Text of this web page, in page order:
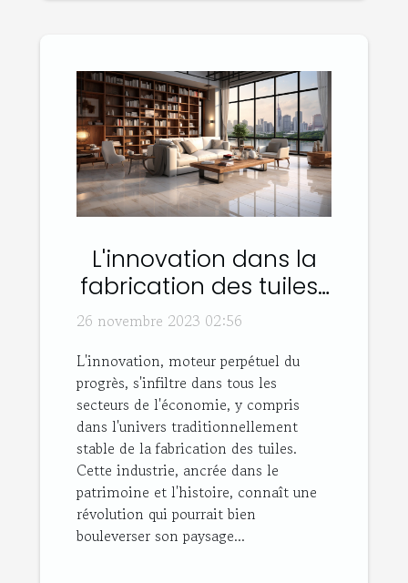
L'innovation dans la
fabrication des tuiles :
quel impact sur
26 novembre 2023 02:56
L'innovation, moteur perpétuel du
progrès, s'infiltre dans tous les
secteurs de l'économie, y compris
dans l'univers traditionnellement
stable de la fabrication des tuiles.
Cette industrie, ancrée dans le
patrimoine et l'histoire, connaît une
révolution qui pourrait bien
bouleverser son paysage...